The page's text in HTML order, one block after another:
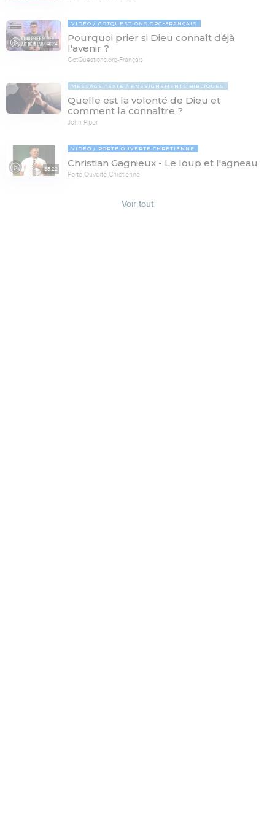
04:24
VIDÉO GOTQUESTIONS.ORG-FRANÇAIS
Pourquoi prier si Dieu connaît déjà
l'avenir ?
GotQuestions.org-Français
MESSAGE TEXTE ENSEIGNEMENTS BIBLIQUES
Quelle est la volonté de Dieu et
comment la connaître ?
John Piper
35:22
VIDÉO PORTE OUVERTE CHRÉTIENNE
Christian Gagnieux - Le loup et l'agneau
Porte Ouverte Chrétienne
Voir tout